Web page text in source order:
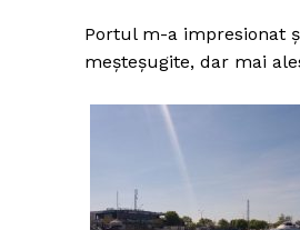
Portul m-a impresionat
meșteșugite, dar mai